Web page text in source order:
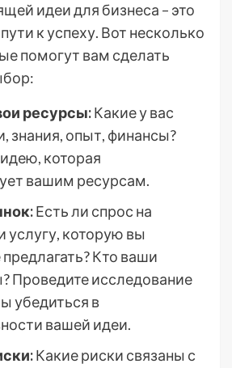
идеи для бизнеса – это
к успеху. Вот несколько
помогут вам сделать
ресурсы:Какие у вас
знания, опыт, финансы?
которая
вашим ресурсам.
Есть ли спрос на
услугу, которую вы
Кто ваши
Проведите исследование
убедиться в
вашей идеи.
Какие риски связаны с